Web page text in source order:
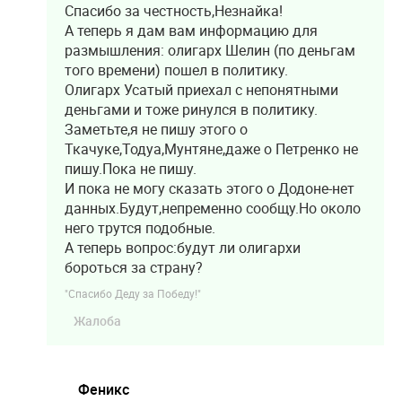
Спасибо за честность,Незнайка!
А теперь я дам вам информацию для
размышления: олигарх Шелин (по деньгам
того времени) пошел в политику.
Олигарх Усатый приехал с непонятными
деньгами и тоже ринулся в политику.
Заметьте,я не пишу этого о
Ткачуке,Тодуа,Мунтяне,даже о Петренко не
пишу.Пока не пишу.
И пока не могу сказать этого о Додоне-нет
данных.Будут,непременно сообщу.Но около
него трутся подобные.
А теперь вопрос:будут ли олигархи
бороться за страну?
"Спасибо Деду за Победу!"
Жалоба
Феникс